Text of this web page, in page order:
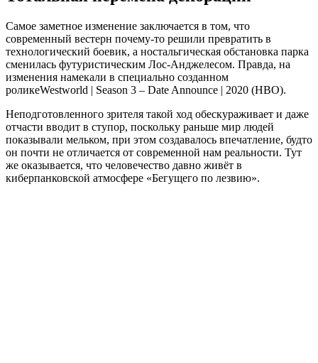
Самое заметное изменение заключается в том, что
современный вестерн почему-то решили превратить в
технологический боевик, а ностальгическая обстановка парка
сменилась футуристическим Лос-Анджелесом. Правда, на
изменения намекали в специально созданном
роликеWestworld | Season 3 – Date Announce | 2020 (HBO).
Неподготовленного зрителя такой ход обескураживает и даже
отчасти вводит в ступор, поскольку раньше мир людей
показывали мельком, при этом создавалось впечатление, будто
он почти не отличается от современной нам реальности. Тут
же оказывается, что человечество давно живёт в
киберпанковской атмосфере «Бегущего по лезвию».